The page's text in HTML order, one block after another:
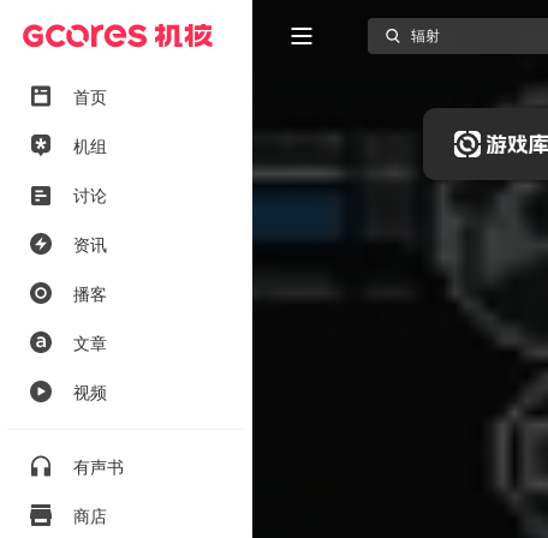
首页
机组
讨论
资讯
播客
文章
视频
有声书
商店